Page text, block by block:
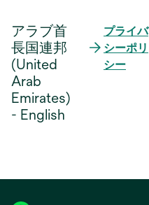
アラブ首
長国連邦
(United
Arab
Emirates)
- English
プライバ
シーポリ
シー